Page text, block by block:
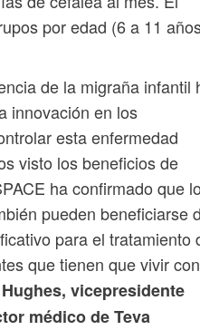
por edad (6 a 11
de la migraña infantil
innovación en los
esta enfermedad
visto los beneficios de
ha confirmado que
pueden beneficiarse
para el tratamiento
que tienen que vivir con
vicepresidente
médico de Teva